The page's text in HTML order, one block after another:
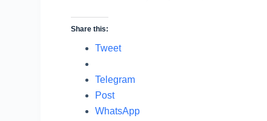
Share this:
Tweet
Telegram
Post
WhatsApp